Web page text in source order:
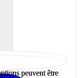
peuvent être
peuvent être